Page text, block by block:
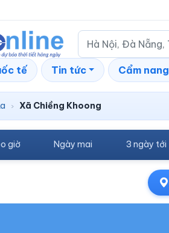
tế Tin tức Cẩm nang
› Xã Chiềng Khoong
giờ Ngày mai 3 ngày tới